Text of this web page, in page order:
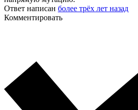
Ответ написан более трёх лет назад
Комментировать